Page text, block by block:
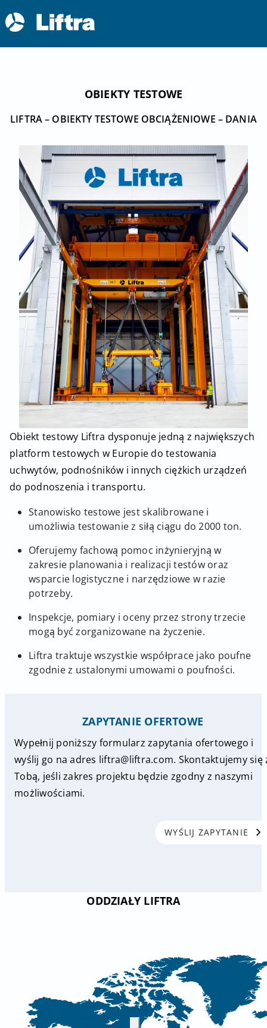
OBIEKTY TESTOWE
LIFTRA – OBIEKTY TESTOWE OBCIĄŻENIOWE – DANIA
Obiekt testowy Liftra dysponuje jedną z największych
platform testowych w Europie do testowania
uchwytów, podnośników i innych ciężkich urządzeń
do podnoszenia i transportu.
Stanowisko testowe jest skalibrowane i
umożliwia testowanie z siłą ciągu do 2000 ton.
Oferujemy fachową pomoc inżynieryjną w
zakresie planowania i realizacji testów oraz
wsparcie logistyczne i narzędziowe w razie
potrzeby.
Inspekcje, pomiary i oceny przez strony trzecie
mogą być zorganizowane na życzenie.
Liftra traktuje wszystkie współprace jako poufne
zgodnie z ustalonymi umowami o poufności.
ZAPYTANIE OFERTOWE
Wypełnij poniższy formularz zapytania ofertowego i
wyślij go na adres liftra@liftra.com. Skontaktujemy się
Tobą, jeśli zakres projektu będzie zgodny z naszymi
możliwościami.
WYŚLIJ ZAPYTANIE chevron_right
ODDZIAŁY LIFTRA